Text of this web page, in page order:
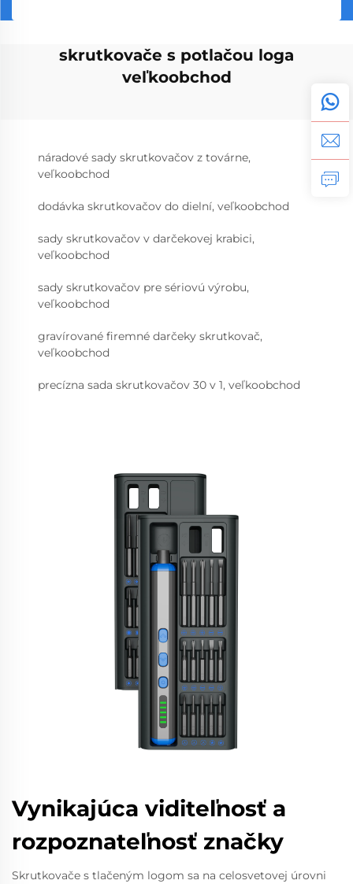
skrutkovače s potlačou loga
veľkoobchod
náradové sady skrutkovačov z továrne,
veľkoobchod
dodávka skrutkovačov do dielní, veľkoobchod
sady skrutkovačov v darčekovej krabici,
veľkoobchod
sady skrutkovačov pre sériovú výrobu,
veľkoobchod
gravírované firemné darčeky skrutkovač,
veľkoobchod
precízna sada skrutkovačov 30 v 1, veľkoobchod
Vynikajúca viditeľnosť a
rozpoznateľnosť značky
Skrutkovače s tlačeným logom sa na celosvetovej úrovni